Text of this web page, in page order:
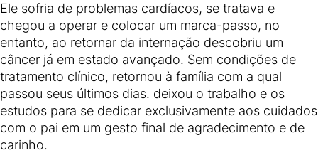
Ele sofria de problemas cardíacos, se tratava e
chegou a operar e colocar um marca-passo, no
entanto, ao retornar da internação descobriu um
câncer já em estado avançado. Sem condições de
tratamento clínico, retornou à família com a qual
passou seus últimos dias. deixou o trabalho e os
estudos para se dedicar exclusivamente aos cuidados
com o pai em um gesto final de agradecimento e de
carinho.